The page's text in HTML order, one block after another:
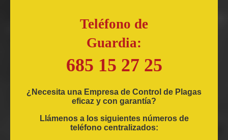
Teléfono de
Guardia:
685 15 27 25
¿Necesita una Empresa de Control de Plagas
eficaz y con garantía?
Llámenos a los siguientes números de
teléfono centralizados: